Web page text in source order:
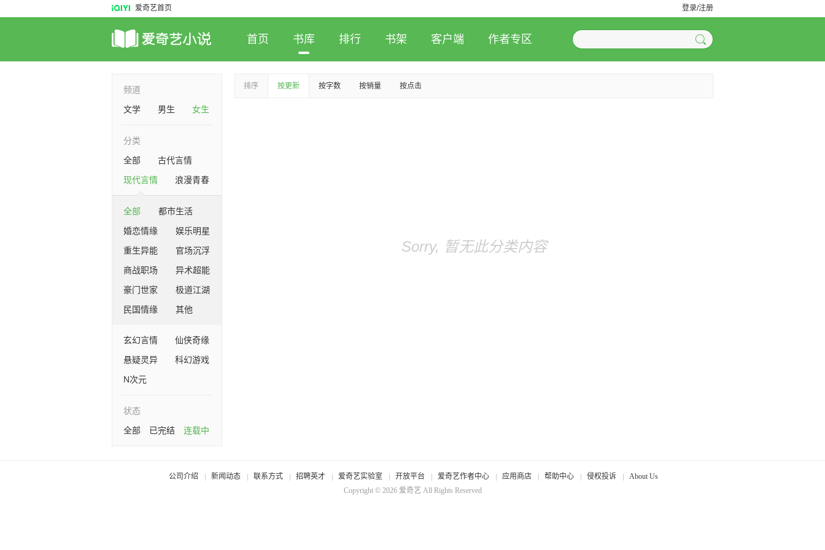
爱奇艺首页 登录/注册
首页 书库 排行 书架 客户端 作者专区
频道
文学
男生 女生
分类
全部
古代言情
现代言情
浪漫青春
全部
都市生活
婚恋情缘
娱乐明星
重生异能
官场沉浮
商战职场
异术超能
豪门世家
极道江湖
民国情缘
其他
玄幻言情
仙侠奇缘
悬疑灵异
科幻游戏
N次元
状态
全部
已完结 连载中
排序 按更新 按字数 按销量 按点击
Sorry, 暂无此分类内容
公司介绍 新闻动态 联系方式 招聘英才 爱奇艺实验室 开放平台 爱奇艺作者中心 应用商店 帮助中心 侵权投诉
About Us
Copyright © 2026 爱奇艺 All Rights Reserved